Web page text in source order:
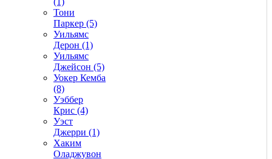
Тони
Паркер (5)
Уильямс
Дерон (1)
Уильямс
Джейсон (5)
Уокер Кемба
(8)
Уэббер
Крис (4)
Уэст
Джерри (1)
Хаким
Оладжувон